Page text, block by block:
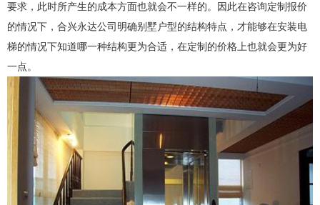
要求，此时所产生的成本方面也就会不一样的。因此在咨询定制报价
的情况下，合兴永达公司明确别墅户型的结构特点，才能够在安装电
梯的情况下知道哪一种结构更为合适，在定制的价格上也就会更为好
一点。